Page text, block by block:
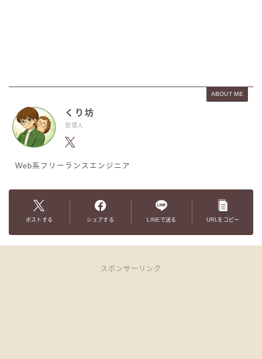
ABOUT ME
くり坊
管理人
Web系フリーランスエンジニア
ポストする シェアする LINEで送る URLをコピー
スポンサーリンク